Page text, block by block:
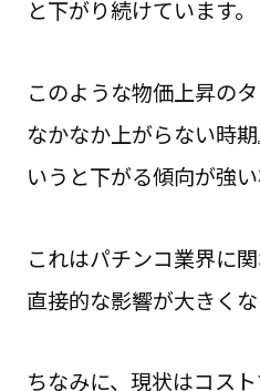
と下がり続けています。
このような物価上昇の
なかなか上がらない時
いうと下がる傾向が強い
これはパチンコ業界に
直接的な影響が大きくな
ちなみに、現状はコス